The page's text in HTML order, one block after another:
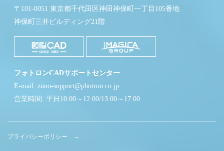
〒101-0051 東京都千代田区神田神保町一丁目105番地
神保町三井ビルディング21階
フォトロンCADサポートセンター
E-mail: zuno-support@photron.co.jp
営業時間: 平日10:00～12:00/13:00～17:00
プライバシーポリシー →